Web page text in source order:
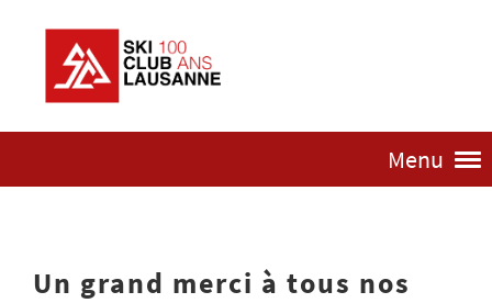
Menu
Un grand merci à tous nos